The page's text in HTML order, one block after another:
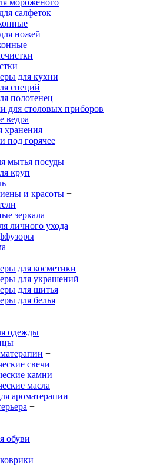
мороженого
салфеток
ножей
для кухни
специй
полотенец
для столовых приборов
ведра
хранения
под горячее
мытья посуды
круп
и красоты +
зеркала
личного ухода
+
для косметики
для украшений
для шитья
для белья
одежды
+
свечи
камни
масла
ароматерапии
+
обуви